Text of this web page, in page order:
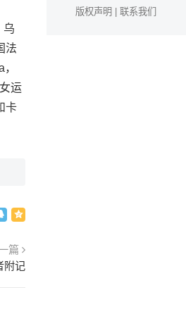
乌
法
运
卡
篇
附记
版权声明
联系我们